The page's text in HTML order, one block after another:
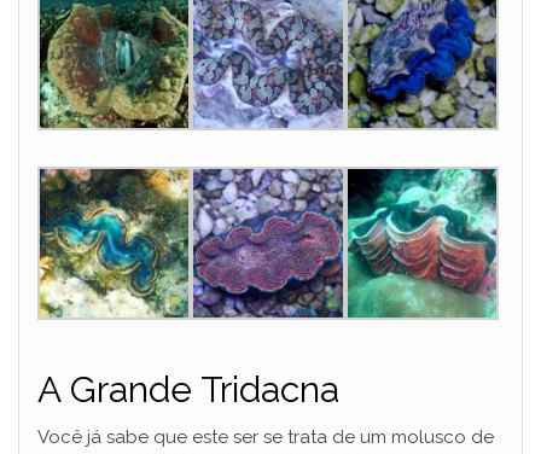
A Grande Tridacna
Você já sabe que este ser se trata de um molusco de